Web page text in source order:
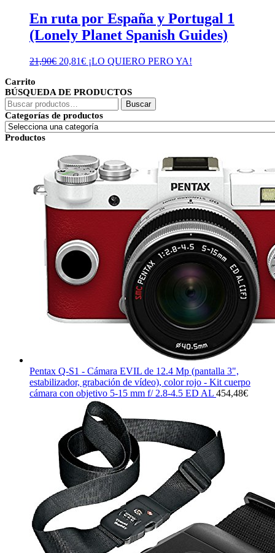
En ruta por España y Portugal 1
(Lonely Planet Spanish Guides)
21,90€ El
era:
21,90€.
20,81€El
es:
¡LO QUIERO PERO YA!
Carrito
BÚSQUEDA DE PRODUCTOS
Buscar
por:
Buscar
Categorías de productos
Productos
Pentax Q-S1 - Cámara EVIL de 12.4 Mp (pantalla 3",
estabilizador, grabación de vídeo), color rojo - Kit cuerpo
cámara con objetivo 5-15 mm f/ 2.8-4.5 ED AL 454,48€